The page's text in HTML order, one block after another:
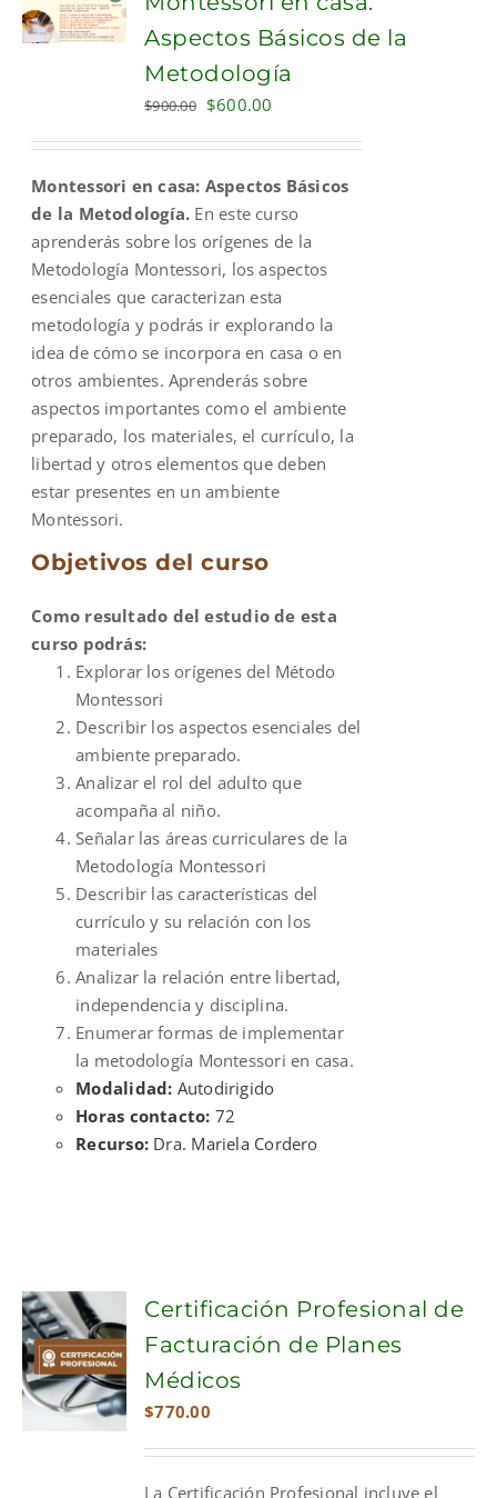
CART
Aspectos Básicos de la
Metodología
$900.00 Original
$900.00.
$600.00
$600.00.
Montessori en casa: Aspectos Básicos
de la Metodología. En este curso
aprenderás sobre los orígenes de la
Metodología Montessori, los aspectos
esenciales que caracterizan esta
metodología y podrás ir explorando la
idea de cómo se incorpora en casa o en
otros ambientes. Aprenderás sobre
aspectos importantes como el ambiente
preparado, los materiales, el currículo, la
libertad y otros elementos que deben
estar presentes en un ambiente
Montessori.
Objetivos del curso
Como resultado del estudio de esta
curso podrás:
Explorar los orígenes del Método
Montessori
Describir los aspectos esenciales del
ambiente preparado.
Analizar el rol del adulto que
acompaña al niño.
Señalar las áreas curriculares de la
Metodología Montessori
Describir las características del
currículo y su relación con los
materiales
Analizar la relación entre libertad,
independencia y disciplina.
Enumerar formas de implementar
la metodología Montessori en casa.
Modalidad: Autodirigido
Horas contacto: 72
Recurso: Dra. Mariela Cordero
ADD TO
CART
Certificación Profesional de
Facturación de Planes
Médicos
$770.00
La Certificación Profesional incluye el